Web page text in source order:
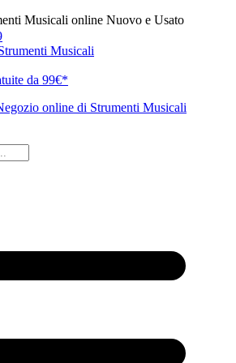
Musicali online Nuovo e Usato
Musicali
da 99€*